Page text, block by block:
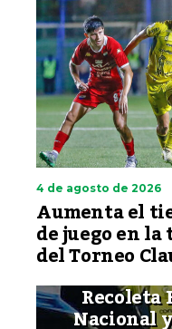
4 de agosto de 2026
Aumenta el
de juego en
del Torneo
Recoleta
Nacional